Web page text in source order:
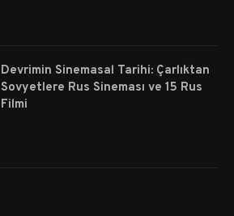
Devrimin Sinemasal Tarihi: Çarlıktan
Sovyetlere Rus Sineması ve 15 Rus
Filmi